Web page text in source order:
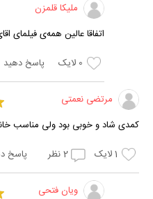
ملیکا قلمزن
اتفاقا عالین همه‌ی
0 لایک پاسخ دهید
مرتضی نعمتی
کمدی شاد و خوبی بود ولی مناسب
1لایک 2نظر پاسخ
ویان فتحی